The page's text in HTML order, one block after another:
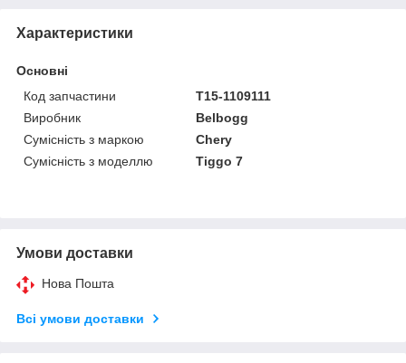
Характеристики
Основні
Код запчастини
T15-1109111
Виробник
Belbogg
Сумісність з маркою
Chery
Сумісність з моделлю
Tiggo 7
Умови доставки
Нова Пошта
Всі умови доставки